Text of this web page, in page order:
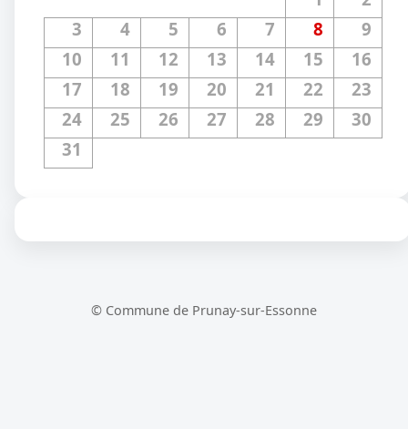
3
4 5 6 7 8
9
10
11 12 13 14 15
16
17
18 19 20 21 22
23
24
25 26 27 28 29
30
31
© Commune de Prunay-sur-Essonne